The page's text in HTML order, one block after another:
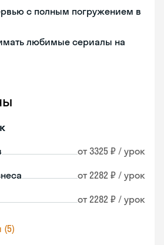
с полным погружением в
любимые сериалы на
от 3325 ₽ / урок
от 2282 ₽ / урок
от 2282 ₽ / урок
(5)